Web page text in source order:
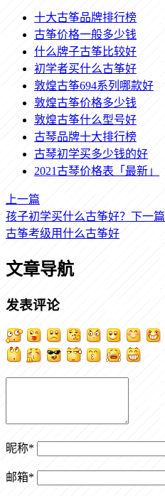
十大古筝品牌排行榜
古筝价格一般多少钱
什么牌子古筝比较好
初学者买什么古筝好
敦煌古筝694系列哪款好
敦煌古筝价格多少钱
敦煌古筝什么型号好
古琴品牌十大排行榜
古琴初学买多少钱的好
2021古琴价格表「最新」
上一篇
孩子初学买什么古筝好？ 下一篇
古筝考级用什么古筝好
文章导航
发表评论
昵称*
邮箱*